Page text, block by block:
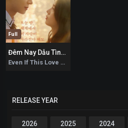
Full
7.6
Đêm Nay Dẫu Tình Yêu Này Biến Mất Khỏi Thế Gian (Bản Hàn)
Even If This Love Disappears From The World Tonight 2025
RELEASE YEAR
2026 2025 2024